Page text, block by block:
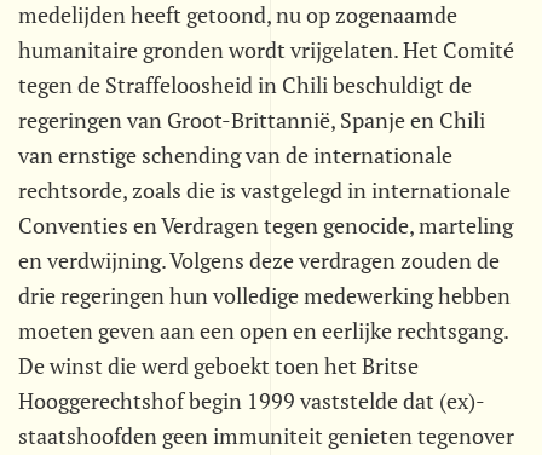
medelijden heeft getoond, nu op zogenaamde
humanitaire gronden wordt vrijgelaten. Het Comité
tegen de Straffeloosheid in Chili beschuldigt de
regeringen van Groot-Brittannië, Spanje en Chili
van ernstige schending van de internationale
rechtsorde, zoals die is vastgelegd in internationale
Conventies en Verdragen tegen genocide, marteling
en verdwijning. Volgens deze verdragen zouden de
drie regeringen hun volledige medewerking hebben
moeten geven aan een open en eerlijke rechtsgang.
De winst die werd geboekt toen het Britse
Hooggerechtshof begin 1999 vaststelde dat (ex)-
staatshoofden geen immuniteit genieten tegenover